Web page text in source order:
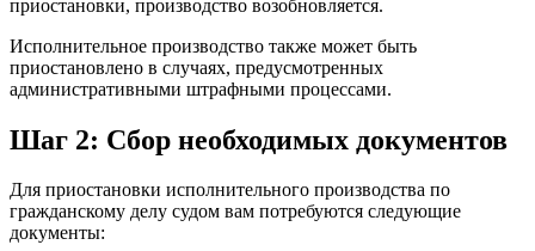
приостановки, производство возобновляется.
Исполнительное производство также может быть
приостановлено в случаях, предусмотренных
административными штрафными процессами.
Шаг 2: Сбор необходимых документов
Для приостановки исполнительного производства по
гражданскому делу судом вам потребуются следующие
документы: